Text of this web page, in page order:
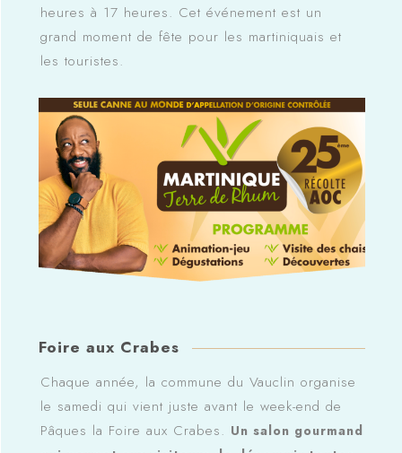
heures à 17 heures. Cet événement est un
grand moment de fête pour les martiniquais et
les touristes.
Foire aux Crabes
Chaque année, la commune du Vauclin organise
le samedi qui vient juste avant le week-end de
Pâques la Foire aux Crabes. Un salon gourmand